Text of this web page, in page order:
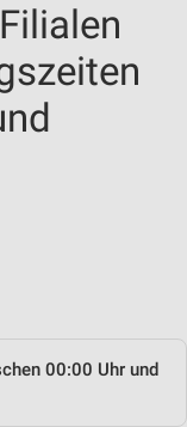
00:00 Uhr und